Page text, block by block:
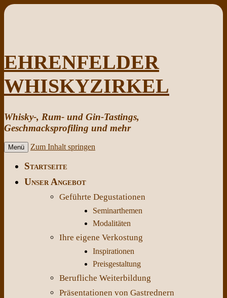
EHRENFELDER
WHISKYZIRKEL
Whisky-, Rum- und Gin-Tastings,
Geschmacksprofiling und mehr
Menü Zum Inhalt springen
Startseite
Unser Angebot
Geführte Degustationen
Seminarthemen
Modalitäten
Ihre eigene Verkostung
Inspirationen
Preisgestaltung
Berufliche Weiterbildung
Präsentationen von Gastrednern